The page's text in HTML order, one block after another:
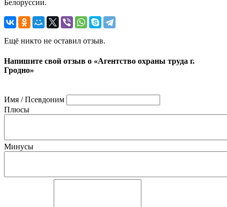
Белоруссии.
Ещё никто не оставил отзыв.
Напишите свой отзыв о «Агентство охраны труда г.
Гродно»
Имя / Псевдоним
Плюсы
Минусы